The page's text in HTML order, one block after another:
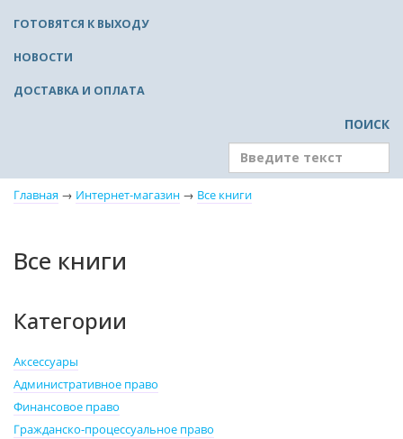
ГОТОВЯТСЯ К ВЫХОДУ
НОВОСТИ
ДОСТАВКА И ОПЛАТА
ПОИСК
Главная → Интернет-магазин → Все книги
Все книги
Категории
Аксессуары
Административное право
Финансовое право
Гражданско-процессуальное право